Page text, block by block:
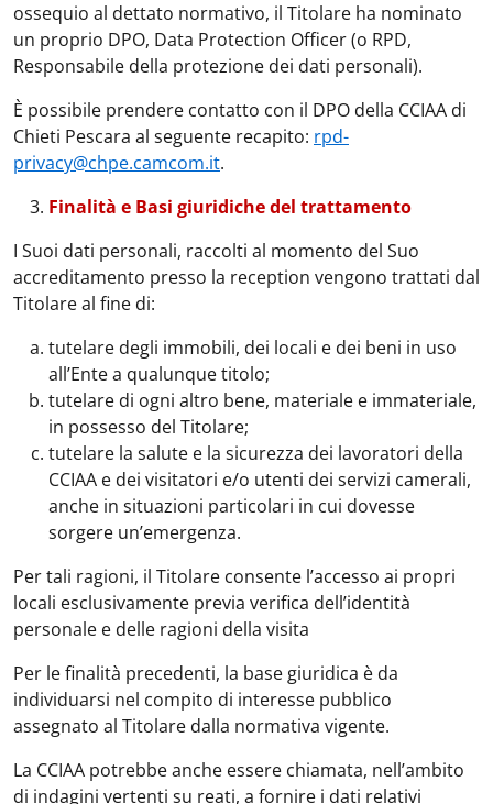
ossequio al dettato normativo, il Titolare ha nominato
un proprio DPO, Data Protection Officer (o RPD,
Responsabile della protezione dei dati personali).
È possibile prendere contatto con il DPO della CCIAA di
Chieti Pescara al seguente recapito: rpd-
privacy@chpe.camcom.it.
Finalità e Basi giuridiche del trattamento
I Suoi dati personali, raccolti al momento del Suo
accreditamento presso la reception vengono trattati dal
Titolare al fine di:
tutelare degli immobili, dei locali e dei beni in uso
all’Ente a qualunque titolo;
tutelare di ogni altro bene, materiale e immateriale,
in possesso del Titolare;
tutelare la salute e la sicurezza dei lavoratori della
CCIAA e dei visitatori e/o utenti dei servizi camerali,
anche in situazioni particolari in cui dovesse
sorgere un’emergenza.
Per tali ragioni, il Titolare consente l’accesso ai propri
locali esclusivamente previa verifica dell’identità
personale e delle ragioni della visita
Per le finalità precedenti, la base giuridica è da
individuarsi nel compito di interesse pubblico
assegnato al Titolare dalla normativa vigente.
La CCIAA potrebbe anche essere chiamata, nell’ambito
di indagini vertenti su reati, a fornire i dati relativi